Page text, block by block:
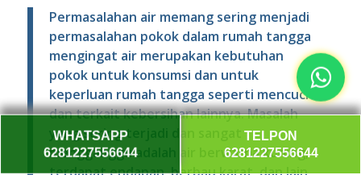
Permasalahan air memang sering menjadi
permasalahan pokok dalam rumah tangga
mengingat air merupakan kebutuhan
pokok untuk konsumsi dan untuk
keperluan rumah tangga seperti mencuci
dan terkait kebersihan lainnya. Masalah
yang sering terjadi dan sangat
mengganggu adalah air berwarna kuning,
TELPON
6281227556644
WHATSAPP
6281227556644